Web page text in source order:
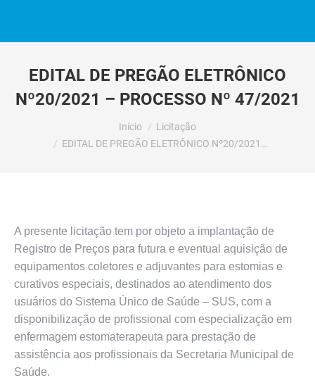
EDITAL DE PREGÃO ELETRÔNICO
Nº20/2021 – PROCESSO Nº 47/2021
Início
Licitação
EDITAL DE PREGÃO ELETRÔNICO Nº20/2021…
A presente licitação tem por objeto a implantação de
Registro de Preços para futura e eventual aquisição de
equipamentos coletores e adjuvantes para estomias e
curativos especiais, destinados ao atendimento dos
usuários do Sistema Único de Saúde – SUS, com a
disponibilização de profissional com especialização em
enfermagem estomaterapeuta para prestação de
assistência aos profissionais da Secretaria Municipal de
Saúde.